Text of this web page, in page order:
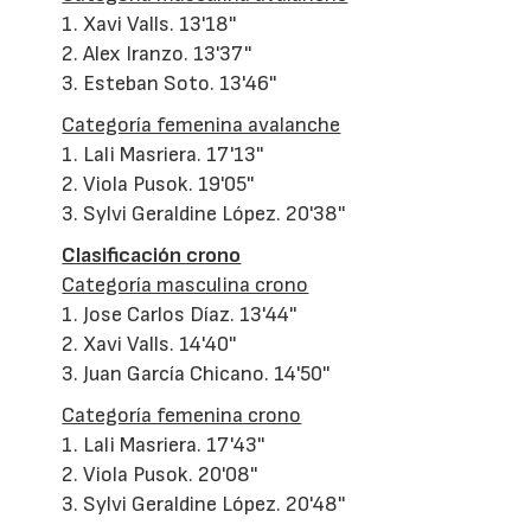
1. Xavi Valls. 13'18''
2. Alex Iranzo. 13'37''
3. Esteban Soto. 13'46''
Categoría femenina avalanche
1. Lali Masriera. 17'13''
2. Viola Pusok. 19'05''
3. Sylvi Geraldine López. 20'38''
Clasificación crono
Categoría masculina crono
1. Jose Carlos Díaz. 13'44''
2. Xavi Valls. 14'40''
3. Juan García Chicano. 14'50''
Categoría femenina crono
1. Lali Masriera. 17'43''
2. Viola Pusok. 20'08''
3. Sylvi Geraldine López. 20'48''